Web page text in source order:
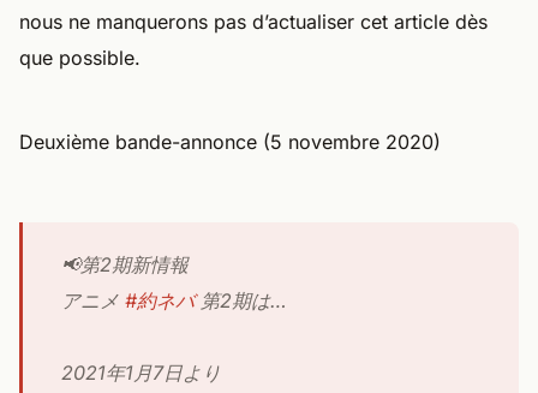
nous ne manquerons pas d’actualiser cet article dès
que possible.
Deuxième bande-annonce (5 novembre 2020)
📢第2期新情報
アニメ #約ネバ第2期は…
2021年1月7日より